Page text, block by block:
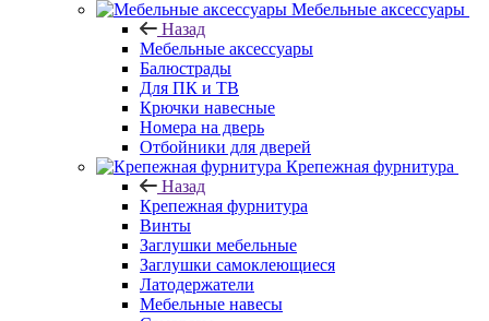
Мебельные аксессуары
Назад
Мебельные аксессуары
Балюстрады
Для ПК и ТВ
Крючки навесные
Номера на дверь
Отбойники для дверей
Крепежная фурнитура
Назад
Крепежная фурнитура
Винты
Заглушки мебельные
Заглушки самоклеющиеся
Латодержатели
Мебельные навесы